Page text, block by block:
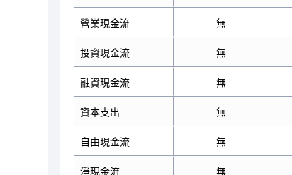
營業現金流
投資現金流
融資現金流
資本支出
自由現金流
淨現金流
無 無
無 無
無 無
無 無
無 無
無 無